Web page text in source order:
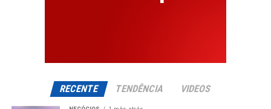
RECENTE TENDÊNCIA VIDEOS